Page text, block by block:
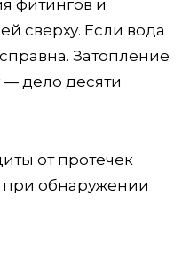
фитингов и
сверху. Если вода
Затопление
дело десяти
от протечек
при обнаружении